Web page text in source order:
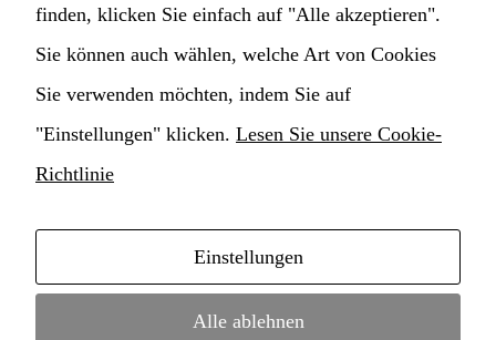
Transparente Verwaltung
Cookie Einstellungen ändern
Copyright © 2021 Hochschule für Musik
Konservatorium Claudio Monteverdi • webdesign by
finden, klicken Sie einfach auf "Alle akzeptieren".
Sie können auch wählen, welche Art von Cookies
Sie verwenden möchten, indem Sie auf
"Einstellungen" klicken. Lesen Sie unsere Cookie-
Richtlinie
Einstellungen
Alle ablehnen